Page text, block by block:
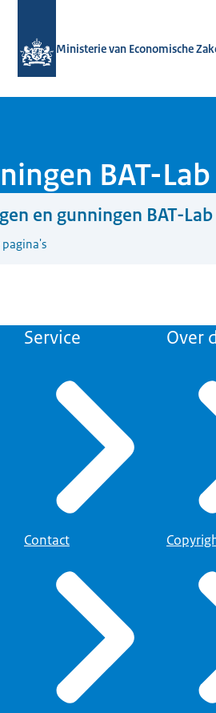
Ministerie van Economische
BAT-Lab
en gunningen BAT-Lab
pagina's
Service
Contact
Over